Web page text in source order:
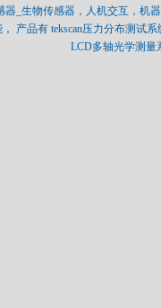
器_生物传感器，人机交互，
产品有 tekscan压力分布测试
LCD多轴光学测量